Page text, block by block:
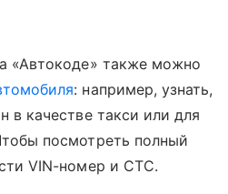
«Автокоде» также можно
: например, узнать,
в качестве такси или для
посмотреть полный
VIN-номер и СТС.